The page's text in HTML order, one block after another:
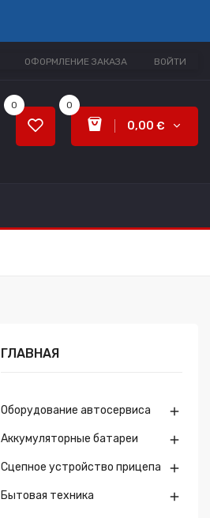
ОФОРМЛЕНИЕ ЗАКАЗА ВОЙТИ
0
0,00 €
0
ГЛАВНАЯ
Оборудование автосервиса 
Аккумуляторные батареи 
Сцепное устройство прицепа 
Бытовая техника 